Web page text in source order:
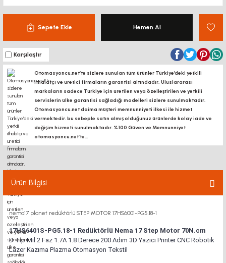
Sepete Ekle Hemen Al
Karşılaştır
Otomasyoncu.net’te sizlere sunulan tüm ürünler Türkiye’deki yetkili
ithalatçı ve üretici firmaların garantisi altındadır, Uluslararası
markaların sadece Türkiye için üretilen veya özelleştirilen ve yetkili
servislerin ülke garantisi sağladığı modelleri sizlere sunulmaktadır.
Otomasyoncu.net daima müşteri memnunniyeti ilkesi ile hizmet
vermektedir. bu sebeple satın almış olduğunuz ürünlerde kolay iade ve
değişim hizmeti sunulmaktadır. %100 Güven ve Memnunniyet
otomasyoncu.net’te...
Ürün Bilgisi
nema17 planet redüktörlü STEP MOTOR 17HS6001-PG5.18-1
17HS6401S-PG5.18-1 Redüktörlü Nema 17 Step Motor 70N.cm
D Tip Mil 2 Faz 1.7A 1.8 Derece 200 Adım 3D Yazıcı Printer CNC Robotik
Lazer Kazıma Plazma Otomasyon Tekstil